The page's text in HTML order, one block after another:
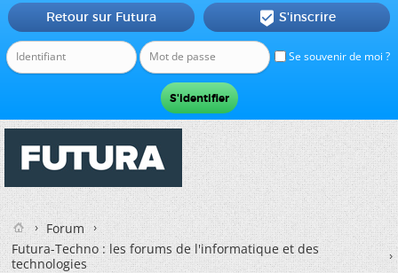
Se souvenir de moi ?
Retour sur Futura  S'inscrire
Forum
Futura-Techno : les forums de l'informatique et des
technologies